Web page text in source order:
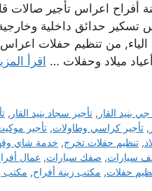
أفراح اعراس تأجير
حدائق داخلية وخارجية
من تنظيم حفلات
ميلاد وحفلات …
اقرأ
بنيد القار ,تأجير سجاد بنيد القار ,
, تأجير كراسي وطاولات, تأجير موكيت
, تنظيم حفلات تخرج, خدمة شاي
سيارات, صفك سيارات, عمال
حفلات, مكتب زينة أفراح, مكتب